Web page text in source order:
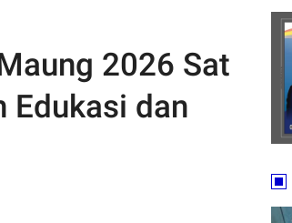
2026 Sat
Edukasi dan